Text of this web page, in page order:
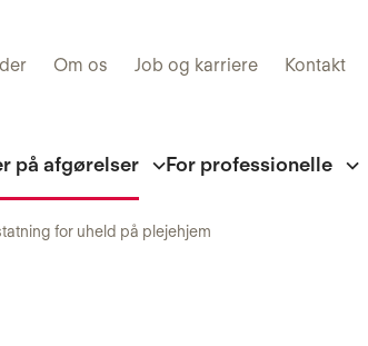
Om os Job og karriere Kontakt
på afgørelser For professionelle
for uheld på plejehjem